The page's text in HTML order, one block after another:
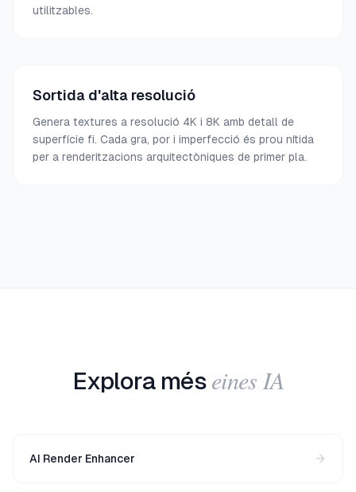
utilitzables.
Sortida d'alta resolució
Genera textures a resolució 4K i 8K amb detall de
superfície fi. Cada gra, por i imperfecció és prou nítida
per a renderitzacions arquitectòniques de primer pla.
Explora més eines IA
AI Render Enhancer